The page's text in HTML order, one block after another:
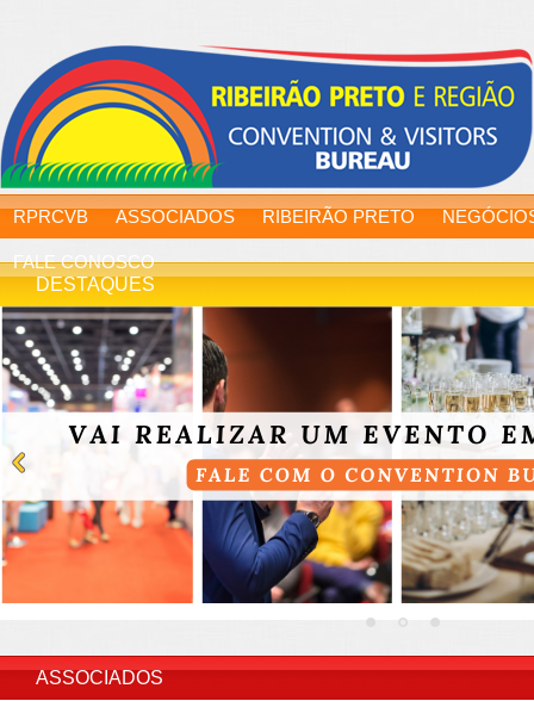
RPRCVB ASSOCIADOS RIBEIRÃO PRETO
FALE CONOSCO
DESTAQUES
ASSOCIADOS